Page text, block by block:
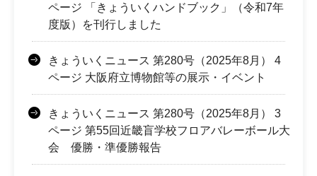
ページ 「きょういくハンドブック」（令和7年
度版）を刊行しました
きょういくニュース 第280号（2025年8月） 4
ページ 大阪府立博物館等の展示・イベント
きょういくニュース 第280号（2025年8月） 3
ページ 第55回近畿盲学校フロアバレーボール大
会 優勝・準優勝報告